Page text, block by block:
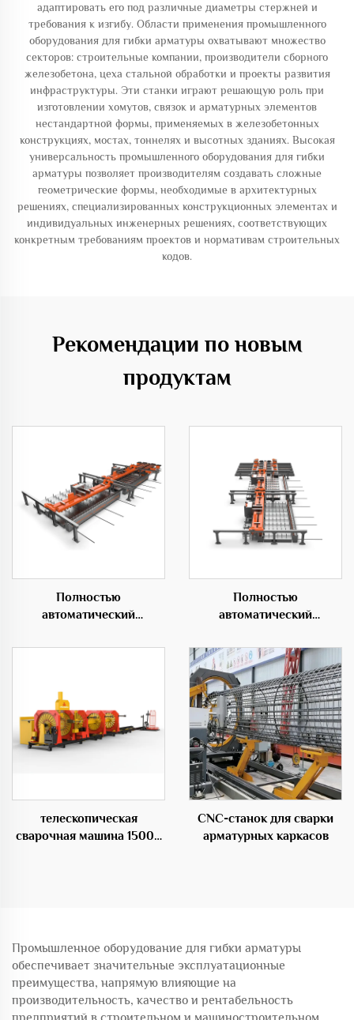
адаптировать его под различные диаметры стержней и
требования к изгибу. Области применения промышленного
оборудования для гибки арматуры охватывают множество
секторов: строительные компании, производители сборного
железобетона, цеха стальной обработки и проекты развития
инфраструктуры. Эти станки играют решающую роль при
изготовлении хомутов, связок и арматурных элементов
нестандартной формы, применяемых в железобетонных
конструкциях, мостах, тоннелях и высотных зданиях. Высокая
универсальность промышленного оборудования для гибки
арматуры позволяет производителям создавать сложные
геометрические формы, необходимые в архитектурных
решениях, специализированных конструкционных элементах и
индивидуальных инженерных решениях, соответствующих
конкретным требованиям проектов и нормативам строительных
кодов.
Рекомендации по новым
продуктам
Полностью
автоматический
гибки 50C
Полностью
автоматический
гибочный центр 50D
телескопическая
сварочная машина 1500S
CNC-станок для сварки
арматурных каркасов
Промышленное оборудование для гибки арматуры
обеспечивает значительные эксплуатационные
преимущества, напрямую влияющие на
производительность, качество и рентабельность